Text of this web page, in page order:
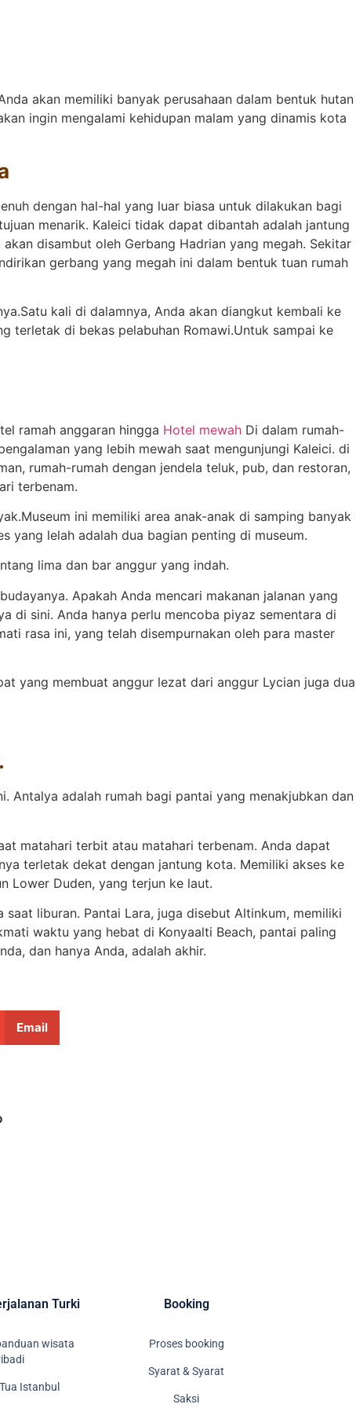
akan memiliki banyak perusahaan dalam bentuk hutan
ingin mengalami kehidupan malam yang dinamis kota
dengan hal-hal yang luar biasa untuk dilakukan bagi
menarik. Kaleici tidak dapat dibantah adalah jantung
disambut oleh Gerbang Hadrian yang megah. Sekitar
gerbang yang megah ini dalam bentuk tuan rumah
kali di dalamnya, Anda akan diangkut kembali ke
terletak di bekas pelabuhan Romawi.Untuk sampai ke
ramah anggaran hingga Hotel mewahDi dalam rumah-
yang lebih mewah saat mengunjungi Kaleici. di
rumah-rumah dengan jendela teluk, pub, dan restoran,
terbenam.
ini memiliki area anak-anak di samping banyak
yang lelah adalah dua bagian penting di museum.
lima dan bar anggur yang indah.
Apakah Anda mencari makanan jalanan yang
di sini. Anda hanya perlu mencoba piyaz sementara di
rasa ini, yang telah disempurnakan oleh para master
yang membuat anggur lezat dari anggur Lycian juga dua
Antalya adalah rumah bagi pantai yang menakjubkan dan
matahari terbit atau matahari terbenam. Anda dapat
terletak dekat dengan jantung kota. Memiliki akses ke
Lower Duden, yang terjun ke laut.
liburan. Pantai Lara, juga disebut Altinkum, memiliki
waktu yang hebat di Konyaalti Beach, pantai paling
dan hanya Anda, adalah akhir.
Email
Turki
wisata
Istanbul
Booking
Proses booking
Syarat & Syarat
Saksi